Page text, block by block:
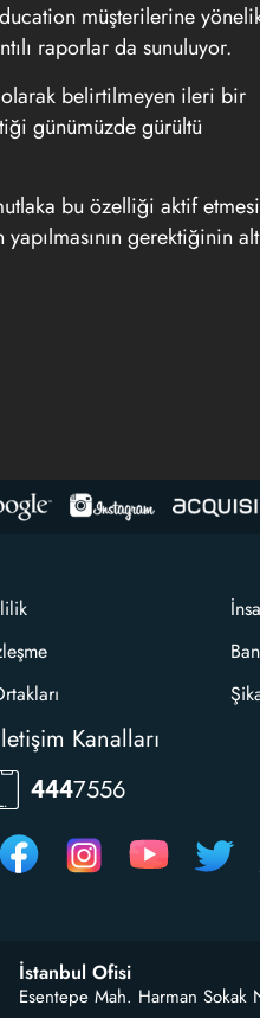
müşterilerine
raporlar da sunuluyor.
olarak belirtilmeyen ileri bir
günümüzde gürültü
bu özelliği aktif etmesi
gerektiğinin
Kanalları
444RKLM
İstanbul Ofisi
Esentepe Mah. Harman Sokak